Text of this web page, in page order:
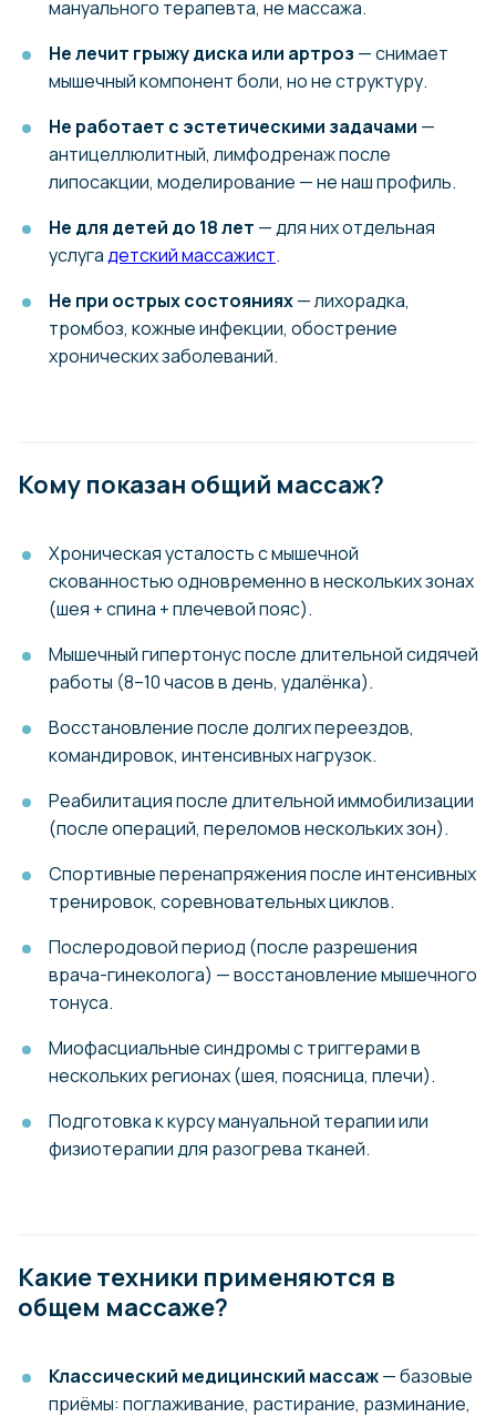
мануального терапевта, не массажа.
Не лечит грыжу диска или артроз — снимает
мышечный компонент боли, но не структуру.
Не работает с эстетическими задачами —
антицеллюлитный, лимфодренаж после
липосакции, моделирование — не наш профиль.
Не для детей до 18 лет — для них отдельная
услугадетский массажист.
Не при острых состояниях— лихорадка,
тромбоз, кожные инфекции, обострение
хронических заболеваний.
Кому показан общий массаж?
Хроническая усталость с мышечной
скованностью одновременно в нескольких зонах
(шея + спина + плечевой пояс).
Мышечный гипертонус после длительной сидячей
работы (8–10 часов в день, удалёнка).
Восстановление после долгих переездов,
командировок, интенсивных нагрузок.
Реабилитация после длительной иммобилизации
(после операций, переломов нескольких зон).
Спортивные перенапряжения после интенсивных
тренировок, соревновательных циклов.
Послеродовой период (после разрешения
врача-гинеколога) — восстановление мышечного
тонуса.
Миофасциальные синдромы с триггерами в
нескольких регионах (шея, поясница, плечи).
Подготовка к курсу мануальной терапии или
физиотерапии для разогрева тканей.
Какие техники применяются в
общем массаже?
Классический медицинский массаж— базовые
приёмы: поглаживание, растирание, разминание,